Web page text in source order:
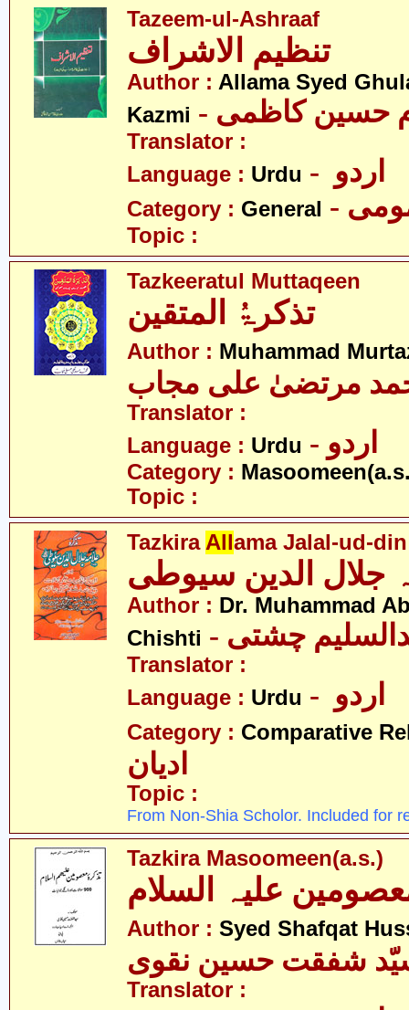
Tazeem-ul-Ashraaf
تنظیم الاشراف
Author : Allama Syed
Kazmi
حسین کاظمی
Translator :
Language : Urdu
Category : General
Topic :
Tazkeeratul Muttaqeen
تذکرۃُ المتقین
Author : Muhammad
مرتضیٰ علی مجاب
Translator :
Language : Urdu - اردو
Category :
Topic :
Tazkira Allama Jalal-ud-
Author : Dr. Muhammad
Chishti
چشتی
Translator :
Language : Urdu
Category : Comparative
ادیان
Topic :
From Non-Shia Scholor. Included for
Tazkira Masoomeen(a.s.)
علیہ السلام
Author : Syed Shafqat
شفقت حسین نقوی
Translator :